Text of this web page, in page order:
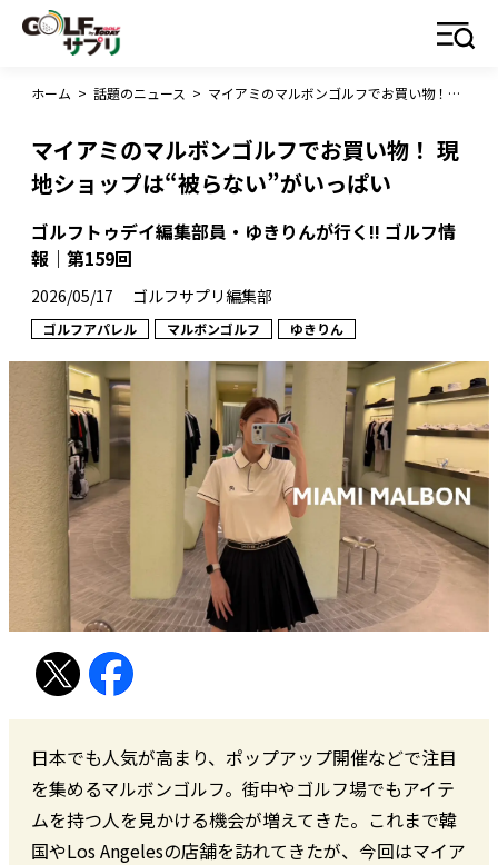
ホーム > 話題のニュース > マイアミのマルボンゴルフでお買い物！ 現地ショップは“被らない”がいっぱい
マイアミのマルボンゴルフでお買い物！ 現
地ショップは“被らない”がいっぱい
ゴルフトゥデイ編集部員・ゆきりんが行く!! ゴルフ情
報｜第159回
2026/05/17 ゴルフサプリ編集部
ゴルフアパレル マルボンゴルフ ゆきりん
日本でも人気が高まり、ポップアップ開催などで注目
を集めるマルボンゴルフ。街中やゴルフ場でもアイテ
ムを持つ人を見かける機会が増えてきた。これまで韓
国やLos Angelesの店舗を訪れてきたが、今回はマイア